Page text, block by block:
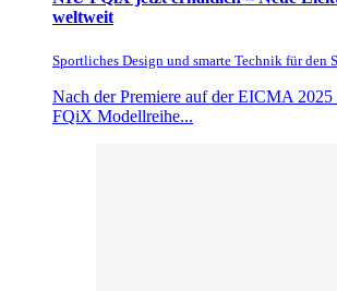
weltweit
Sportliches Design und smarte Technik für den
Nach der Premiere auf der EICMA
FQiX Modellreihe...